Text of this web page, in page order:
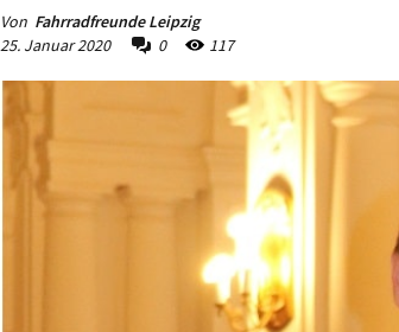
Von Fahrradfreunde Leipzig
25. Januar 2020
0 117